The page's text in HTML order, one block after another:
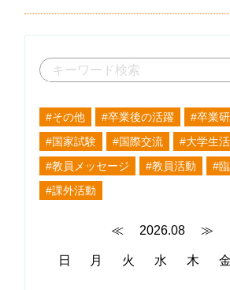
#その他 #卒業後の活躍
#卒業
#国家試験
#国際交流
#大学生活
#教員メッセージ
#教員活動
#
#課外活動
≪ 2026.08 ≫
日 月 火 水 木 金